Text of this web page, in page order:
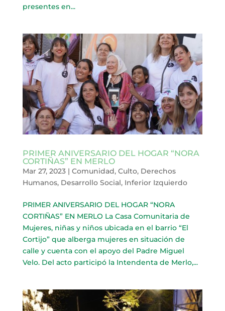
presentes en...
PRIMER ANIVERSARIO DEL HOGAR “NORA
CORTIÑAS” EN MERLO
Mar 27, 2023| Comunidad, Culto, Derechos
Humanos, Desarrollo Social, Inferior Izquierdo
PRIMER ANIVERSARIO DEL HOGAR “NORA
CORTIÑAS” EN MERLO La Casa Comunitaria de
Mujeres, niñas y niños ubicada en el barrio “El
Cortijo” que alberga mujeres en situación de
calle y cuenta con el apoyo del Padre Miguel
Velo. Del acto participó la Intendenta de Merlo,...